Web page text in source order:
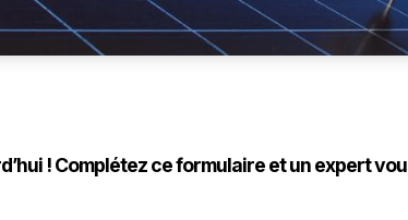
! Complétez ce formulaire et un expert